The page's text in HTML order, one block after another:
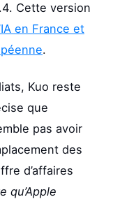
Cette version
en France et
.
Kuo reste
que
pas avoir
des
d’affaires
qu’Apple